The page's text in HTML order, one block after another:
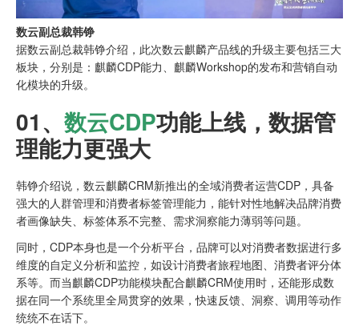
数云副总裁韩铮
据数云副总裁韩铮介绍，此次数云麒麟产品线的升级主要包括三大
板块，分别是：麒麟CDP能力、麒麟Workshop的发布和营销自动
化模块的升级。
01、 数云CDP功能上线，数据管
理能力更强大
韩铮介绍说，数云麒麟CRM新推出的全域消费者运营CDP，具备
强大的人群管理和消费者标签管理能力，能针对性地解决品牌消费
者画像缺失、标签体系不完整、需求洞察能力薄弱等问题。
同时，CDP本身也是一个分析平台，品牌可以对消费者数据进行多
维度的自定义分析和监控，如设计消费者旅程地图、消费者评分体
系等。而当麒麟CDP功能模块配合麒麟CRM使用时，还能形成数
据在同一个系统里全局贯穿的效果，快速反馈、洞察、调用等动作
统统不在话下。